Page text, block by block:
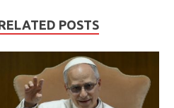
s
A
p
p
b
o
o
k
er
POSTS